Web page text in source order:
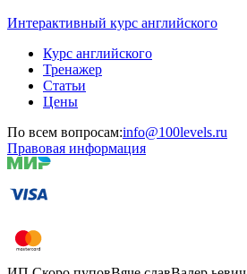
Интерактивный курс английского
Курс английского
Тренажер
Статьи
Цены
По всем вопросам:info@100levels.ru
Правовая информация